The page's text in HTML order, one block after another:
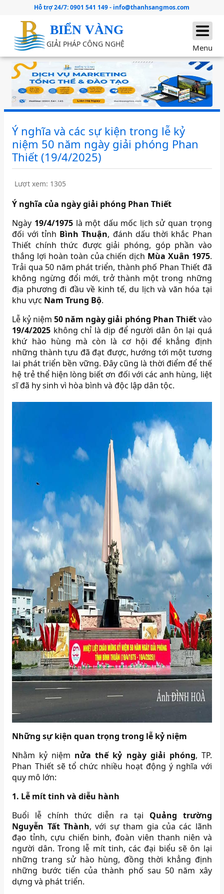
Hỗ trợ 24/7:0901 541 149- info@thanhsangmos.com
BIỂN VÀNG
GIẢI PHÁP CÔNG NGHỆ Menu
Ý nghĩa và các sự kiện trong lễ kỷ
niệm 50 năm ngày giải phóng Phan
Thiết (19/4/2025)
Lượt xem: 1305
Ý nghĩa của ngày giải phóng Phan Thiết
Ngày 19/4/1975 là một dấu mốc lịch sử quan trọng
đối với tỉnh Bình Thuận, đánh dấu thời khắc Phan
Thiết chính thức được giải phóng, góp phần vào
thắng lợi hoàn toàn của chiến dịch Mùa Xuân 1975.
Trải qua 50 năm phát triển, thành phố Phan Thiết đã
không ngừng đổi mới, trở thành một trong những
địa phương đi đầu về kinh tế, du lịch và văn hóa tại
khu vực Nam Trung Bộ.
Lễ kỷ niệm50 năm ngày giải phóng Phan Thiếtvào
19/4/2025 không chỉ là dịp để người dân ôn lại quá
khứ hào hùng mà còn là cơ hội để khẳng định
những thành tựu đã đạt được, hướng tới một tương
lai phát triển bền vững. Đây cũng là thời điểm để thế
hệ trẻ thể hiện lòng biết ơn đối với các anh hùng, liệt
sĩ đã hy sinh vì hòa bình và độc lập dân tộc.
Những sự kiện quan trọng trong lễ kỷ niệm
Nhằm kỷ niệm nửa thế kỷ ngày giải phóng, TP.
Phan Thiết sẽ tổ chức nhiều hoạt động ý nghĩa với
quy mô lớn:
1. Lễ mít tinh và diễu hành
Buổi lễ chính thức diễn ra tại Quảng trường
Nguyễn Tất Thành, với sự tham gia của các lãnh
đạo tỉnh, cựu chiến binh, đoàn viên thanh niên và
người dân. Trong lễ mít tinh, các đại biểu sẽ ôn lại
những trang sử hào hùng, đồng thời khẳng định
những bước tiến của thành phố sau 50 năm xây
dựng và phát triển.